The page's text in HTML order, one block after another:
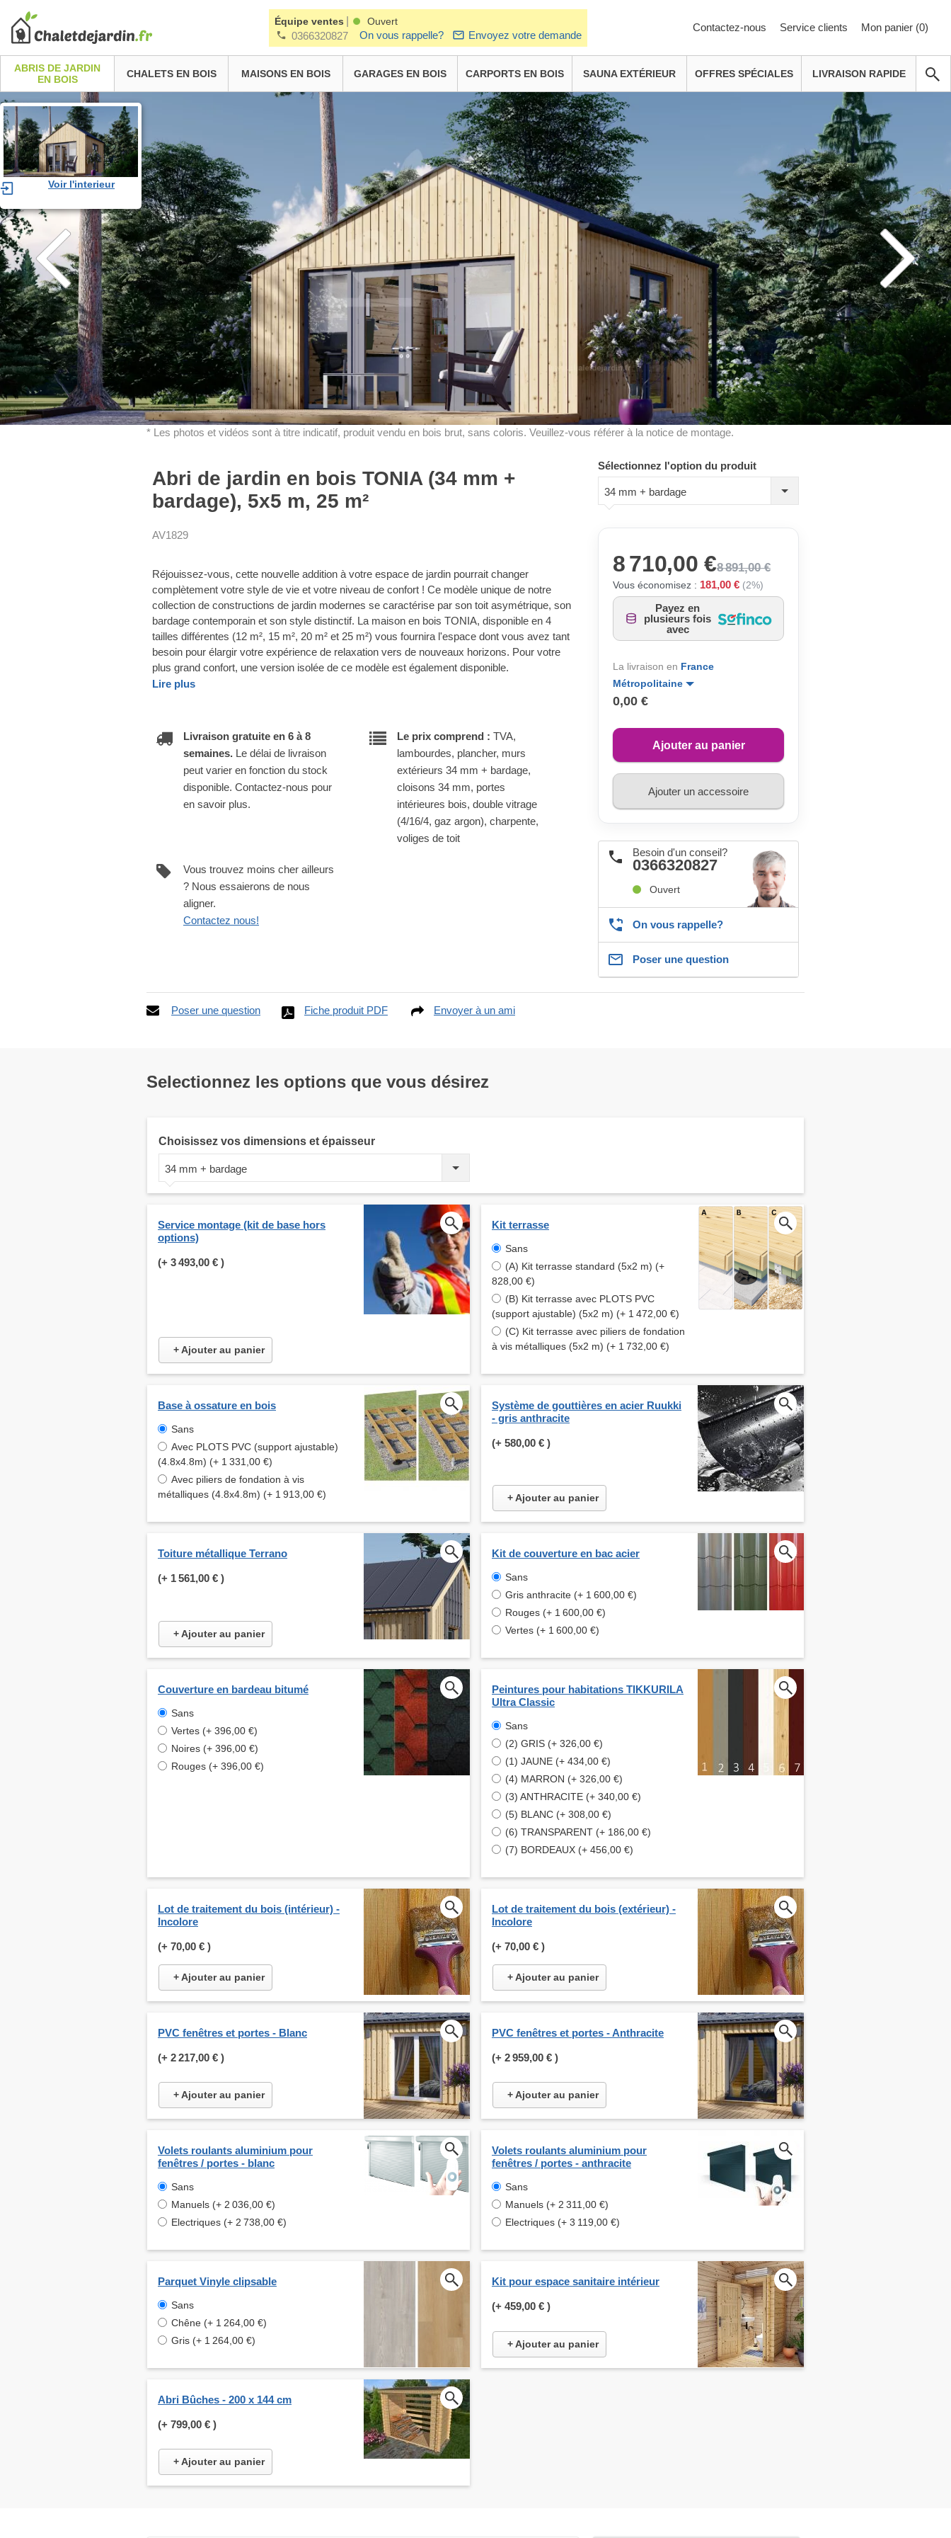
Équipe ventes Ouvert
0366320827 On vous rappelle? Envoyez votre demande
Contactez-nous Service clients Mon panier (0)
ABRIS DE JARDIN
EN BOIS
CHALETS EN BOIS MAISONS EN BOIS GARAGES EN BOIS CARPORTS EN BOIS SAUNA EXTÉRIEUR OFFRES SPÉCIALES LIVRAISON RAPIDE
Voir l'interieur
* Les photos et vidéos sont à titre indicatif, produit vendu en bois brut, sans coloris. Veuillez-vous référer à la notice de montage.
Abri de jardin en bois TONIA (34 mm +
bardage), 5x5 m, 25 m²
AV1829
Réjouissez-vous, cette nouvelle addition à votre espace de jardin pourrait changer
complètement votre style de vie et votre niveau de confort ! Ce modèle unique de notre
collection de constructions de jardin modernes se caractérise par son toit asymétrique, son
bardage contemporain et son style distinctif. La maison en bois TONIA, disponible en 4
tailles différentes (12 m², 15 m², 20 m² et 25 m²) vous fournira l'espace dont vous avez tant
besoin pour élargir votre expérience de relaxation vers de nouveaux horizons. Pour votre
plus grand confort, une version isolée de ce modèle est également disponible.
Lire plus
Livraison gratuite en 6 à 8
semaines. Le délai de livraison
peut varier en fonction du stock
disponible. Contactez-nous pour
en savoir plus.
Le prix comprend : TVA,
lambourdes, plancher, murs
extérieurs 34 mm + bardage,
cloisons 34 mm, portes
intérieures bois, double vitrage
(4/16/4, gaz argon), charpente,
voliges de toit
Vous trouvez moins cher ailleurs
? Nous essaierons de nous
aligner.
Contactez nous!
Sélectionnez l'option du produit
34 mm + bardage
8 710,00 €8 891,00 €
Vous économisez : 181,00 € (2%)
Payez en
plusieurs fois
avec
La livraison en France
Métropolitaine
0,00 €
Ajouter au panier
Ajouter un accessoire
Besoin d'un conseil?
0366320827
Ouvert
On vous rappelle?
Poser une question
Poser une question Fiche produit PDF Envoyer à un ami
Selectionnez les options que vous désirez
Choisissez vos dimensions et épaisseur
34 mm + bardage
Service montage (kit de base hors
options)
(+ 3 493,00 € )
+ Ajouter au panier
Kit terrasse
Sans
(A) Kit terrasse standard (5x2 m) (+
828,00 €)
(B) Kit terrasse avec PLOTS PVC
(support ajustable) (5x2 m) (+ 1 472,00 €)
(C) Kit terrasse avec piliers de fondation
à vis métalliques (5x2 m) (+ 1 732,00 €)
Base à ossature en bois
Sans
Avec PLOTS PVC (support ajustable)
(4.8x4.8m) (+ 1 331,00 €)
Avec piliers de fondation à vis
métalliques (4.8x4.8m) (+ 1 913,00 €)
Système de gouttières en acier Ruukki
- gris anthracite
(+ 580,00 € )
+ Ajouter au panier
Toiture métallique Terrano
(+ 1 561,00 € )
+ Ajouter au panier
Kit de couverture en bac acier
Sans
Gris anthracite (+ 1 600,00 €)
Rouges (+ 1 600,00 €)
Vertes (+ 1 600,00 €)
Couverture en bardeau bitumé
Sans
Vertes (+ 396,00 €)
Noires (+ 396,00 €)
Rouges (+ 396,00 €)
Peintures pour habitations TIKKURILA
Ultra Classic
Sans
(2) GRIS (+ 326,00 €)
(1) JAUNE (+ 434,00 €)
(4) MARRON (+ 326,00 €)
(3) ANTHRACITE (+ 340,00 €)
(5) BLANC (+ 308,00 €)
(6) TRANSPARENT (+ 186,00 €)
(7) BORDEAUX (+ 456,00 €)
Lot de traitement du bois (intérieur) -
Incolore
(+ 70,00 € )
+ Ajouter au panier
Lot de traitement du bois (extérieur) -
Incolore
(+ 70,00 € )
+ Ajouter au panier
PVC fenêtres et portes - Blanc
(+ 2 217,00 € )
+ Ajouter au panier
PVC fenêtres et portes - Anthracite
(+ 2 959,00 € )
+ Ajouter au panier
Volets roulants aluminium pour
fenêtres / portes - blanc
Sans
Manuels (+ 2 036,00 €)
Electriques (+ 2 738,00 €)
Volets roulants aluminium pour
fenêtres / portes - anthracite
Sans
Manuels (+ 2 311,00 €)
Electriques (+ 3 119,00 €)
Parquet Vinyle clipsable
Sans
Chêne (+ 1 264,00 €)
Gris (+ 1 264,00 €)
Kit pour espace sanitaire intérieur
(+ 459,00 € )
+ Ajouter au panier
Abri Bûches - 200 x 144 cm
(+ 799,00 € )
+ Ajouter au panier